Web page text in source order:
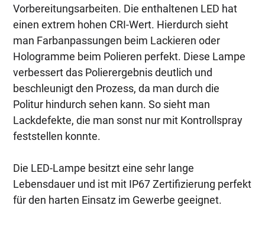
Vorbereitungsarbeiten. Die enthaltenen LED hat
einen extrem hohen CRI-Wert. Hierdurch sieht
man Farbanpassungen beim Lackieren oder
Hologramme beim Polieren perfekt. Diese Lampe
verbessert das Polierergebnis deutlich und
beschleunigt den Prozess, da man durch die
Politur hindurch sehen kann. So sieht man
Lackdefekte, die man sonst nur mit Kontrollspray
feststellen konnte.
Die LED-Lampe besitzt eine sehr lange
Lebensdauer und ist mit IP67 Zertifizierung perfekt
für den harten Einsatz im Gewerbe geeignet.